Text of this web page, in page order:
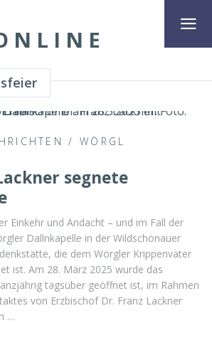
/WÖRGL
segnete
Einkehr und Andacht – und im Fall der
Dallnkapelle in der Wildschönauer
die dem Wörgler Krippenvater
ist. Am 28. März 2025 wurde das
tagsüber geöffnet ist, im Rahmen
von Erzbischof Dr. Franz Lackner
…